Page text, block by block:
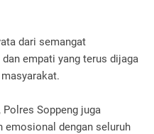
dari semangat
empati yang terus dijaga
Soppeng juga
emosional dengan seluruh